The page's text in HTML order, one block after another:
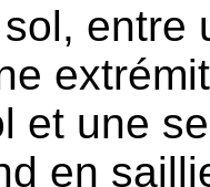
entre
et une
en